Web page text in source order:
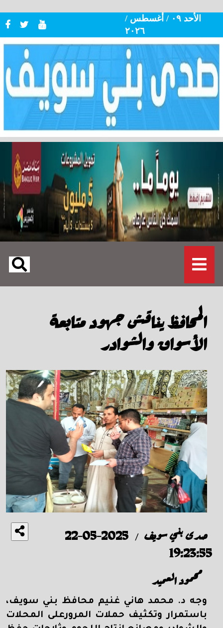
الأحد ٠٩ / أغسطس /
٢٠٢٦
المحافظ يناقش جهود متابعة
الأسواق والشوادر
صدى بني سويف /
2025-05-22
19:23:55
محمود العميد
وجه د. محمد هاني غنيم محافظ بني سويف،
باستمرار وتكثيف حملات المرورعلى المحلات